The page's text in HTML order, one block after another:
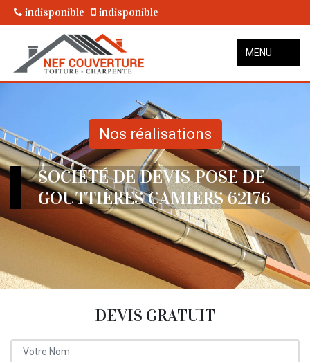
indisponible indisponible
MENU
Nos réalisations
SOCIÉTÉ DE DEVIS POSE DE
GOUTTIÈRES CAMIERS 62176
DEVIS GRATUIT